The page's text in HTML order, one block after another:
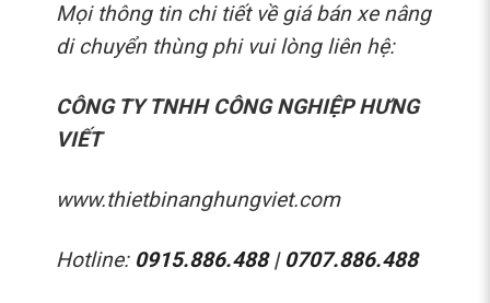
Mọi thông tin chi tiết vềgiá bán xe nâng
di chuyển thùng phivui lòng liên hệ:
CÔNG TY TNHH CÔNG NGHIỆP HƯNG
VIẾT
www.thietbinanghungviet.com
Hotline: 0915.886.488| 0707.886.488